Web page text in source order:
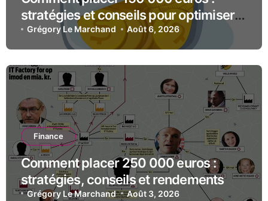
stratégies et conseils pour optimiser
votre capital
Grégory Le Marchand Août 6, 2026
Finance
Comment placer 250 000 euros :
stratégies, conseils et rendements
Grégory Le Marchand Août 3, 2026